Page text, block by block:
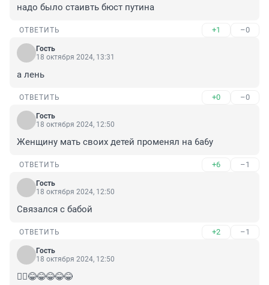
надо было стаивть бюст путина
ОТВЕТИТЬ +1 –0
Гость
18 октября 2024, 13:31
а лень
ОТВЕТИТЬ +0 –0
Гость
18 октября 2024, 12:50
Женщину мать своих детей променял на 6а6у
ОТВЕТИТЬ +6 –1
Гость
18 октября 2024, 12:50
Связался с бабой
ОТВЕТИТЬ +2 –1
Гость
18 октября 2024, 12:50
🤦‍♂️😂😂😂😂😂